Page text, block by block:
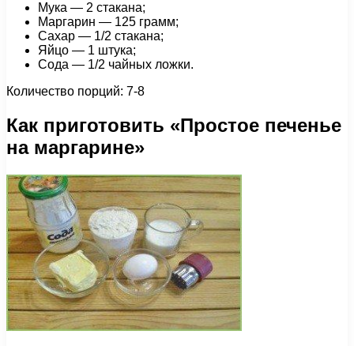
Мука — 2 стакана;
Маргарин — 125 грамм;
Сахар — 1/2 стакана;
Яйцо — 1 штука;
Сода — 1/2 чайных ложки.
Количество порций: 7-8
Как приготовить «Простое печенье
на маргарине»